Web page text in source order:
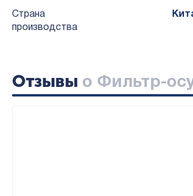
Страна
производства
Отзывы о Фильтр-